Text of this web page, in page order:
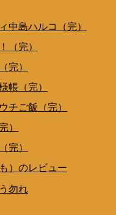
中島ハルコ（完）
（完）
完）
帳（完）
チご飯（完）
）
完）
）のレビュー
勿れ